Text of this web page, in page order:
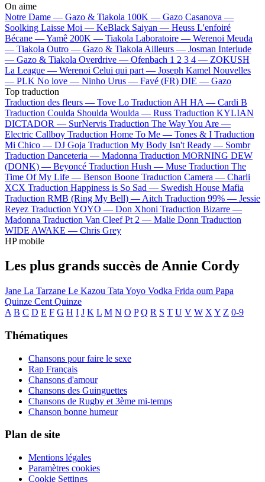
On aime
Notre Dame — Gazo & Tiakola 100K — Gazo Casanova —
Soolking Laisse Moi — KeBlack Saiyan — Heuss L'enfoiré
Bécane —Yamê 200K — Tiakola Laboratoire — Werenoi Meuda
— Tiakola Outro — Gazo & Tiakola Ailleurs — Josman Interlude
— Gazo & Tiakola Overdrive — Ofenbach 1 2 3 4 — ZOKUSH
La League — Werenoi Celui qui part — Joseph Kamel Nouvelles
— PLK No love — Ninho Urus — Favé (FR) DIE — Gazo
Top traduction
Traduction des fleurs — Tove Lo Traduction AH HA — Cardi B
Traduction Coulda Shoulda Woulda — Russ Traduction KYLIAN
DICTADOR — SurNervis Traduction The Way You Are —
Electric Callboy Traduction Home To Me — Tones & I Traduction
Mi Chico — DJ Goja Traduction My Body Isn't Ready — Sombr
Traduction Danceteria — Madonna Traduction MORNING DEW
(DONK) — Beyoncé Traduction Hush — Muse Traduction The
Time Of My Life — Benson Boone Traduction Camera — Charli
XCX Traduction Happiness is So Sad — Swedish House Mafia
Traduction RMB (Ring My Bell) — Aitch Traduction 99% — Jessie
Reyez Traduction YOYO — Don Xhoni Traduction Bizarre —
Madonna Traduction Van Cleef Pt 2 — Malie Donn Traduction
WIDE AWAKE — Chris Grey
HP mobile
Les plus grands succès de Annie Cordy
Jane La Tarzane Le Kazou Tata Yoyo Vodka Frida oum Papa
Quinze Cent Quinze
A B C D E F G H I J K L M N O P Q R S T U V W X Y Z 0-9
Thématiques
Chansons pour faire le sexe
Rap Français
Chansons d'amour
Chansons des Guinguettes
Chansons de Rugby et 3ème mi-temps
Chanson bonne humeur
Plan de site
Mentions légales
Paramètres cookies
Cookie Settings